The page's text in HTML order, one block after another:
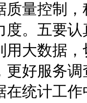
质量控制
度。五要
用大数据
更好服务
在统计工